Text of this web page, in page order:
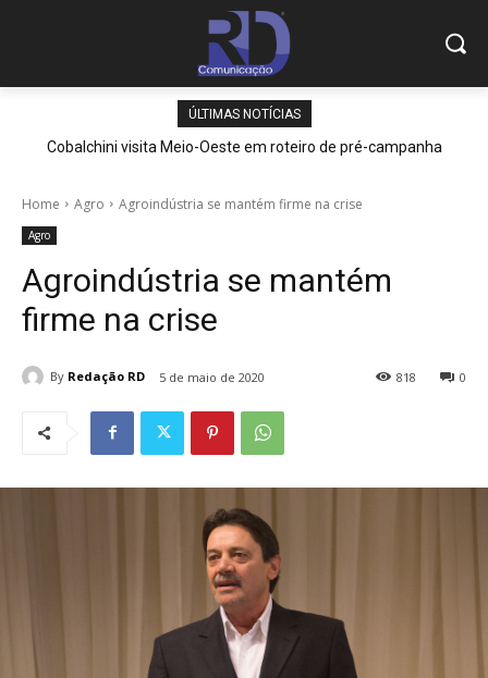
ÚLTIMAS NOTÍCIAS
Cobalchini visita Meio-Oeste em roteiro de pré-campanha
Home Agro Agroindústria se mantém firme na crise
Agro
Agroindústria se mantém
firme na crise
By Redação RD 5 de maio de 2020 0
818